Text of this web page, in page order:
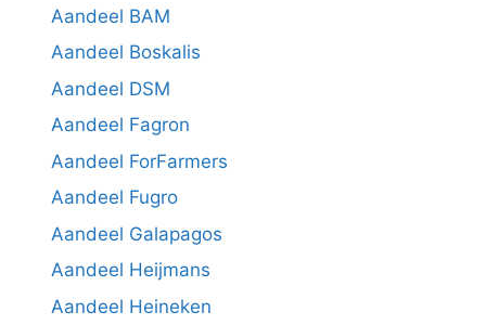
Aandeel BAM
Aandeel Boskalis
Aandeel DSM
Aandeel Fagron
Aandeel ForFarmers
Aandeel Fugro
Aandeel Galapagos
Aandeel Heijmans
Aandeel Heineken